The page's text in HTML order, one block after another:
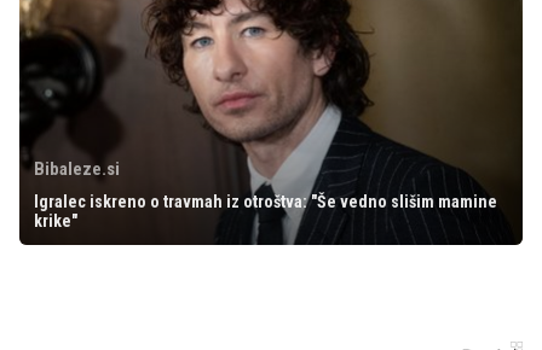
Bibaleze.si
Igralec iskreno o travmah iz otroštva: "Še vedno slišim mamine
krike"